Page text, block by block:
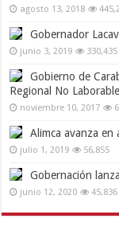
agosto 13, 2018
Gobernador
junio 3, 2019 330,435
Gobierno de
Regional No Laborable
noviembre 10, 2017
Alimca avanza en
julio 1, 2019 56,855
Gobernación
junio 12, 2020 45,836